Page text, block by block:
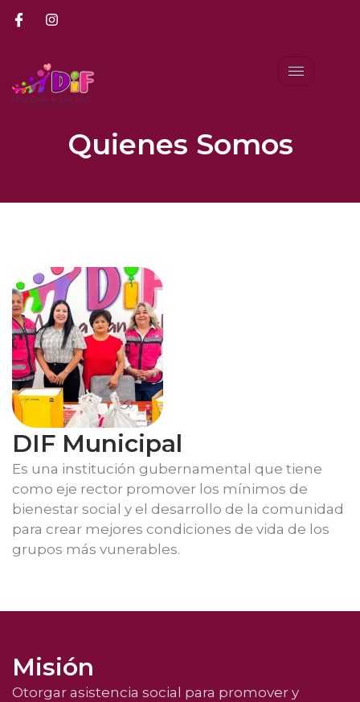
Quienes Somos
DIF Municipal
Es una institución gubernamental que tiene
como eje rector promover los mínimos de
bienestar social y el desarrollo de la comunidad
para crear mejores condiciones de vida de los
grupos más vunerables.
Misión
Otorgar asistencia social para promover y